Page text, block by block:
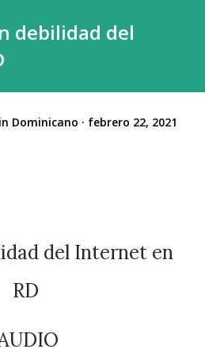
debilidad del
Dominicano febrero 22, 2021
del Internet en
RD